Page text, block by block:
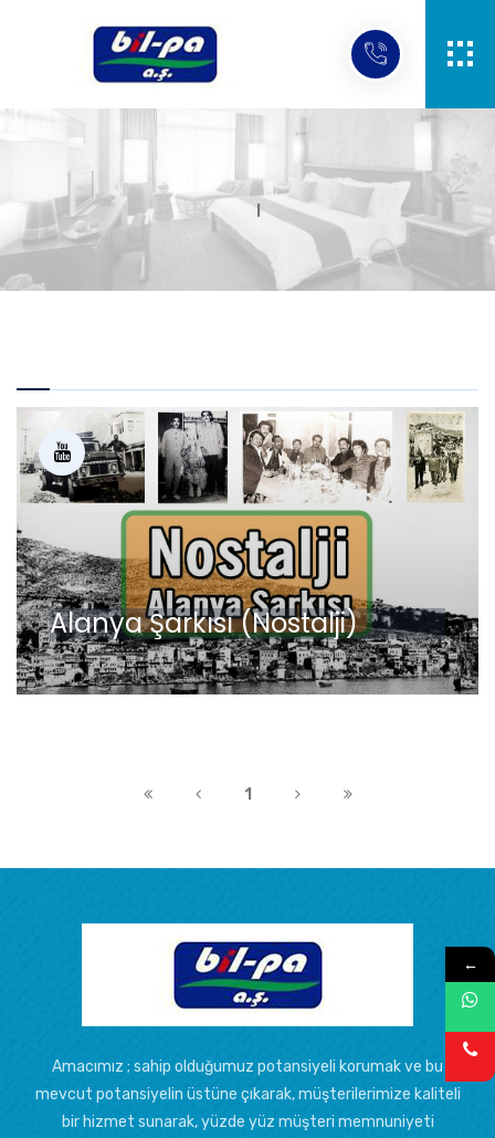
Alanya Şarkısı (Nostalji)
1
Amacımız ; sahip olduğumuz potansiyeli korumak ve bu
mevcut potansiyelin üstüne çıkarak, müşterilerimize kaliteli
bir hizmet sunarak, yüzde yüz müşteri memnuniyeti
←